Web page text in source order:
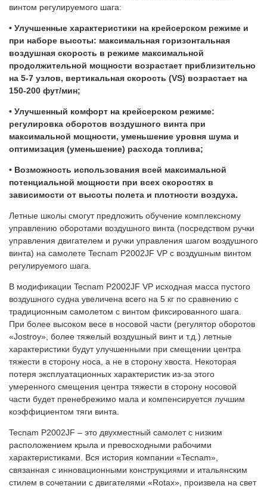
винтом регулируемого шага:
• Улучшенные характеристики на крейсерском режиме и
при наборе высоты: максимальная горизонтальная
воздушная скорость в режиме максимальной
продолжительной мощности возрастает приблизительно
на 5-7 узлов, вертикальная скорость (VS) возрастает на
150-200 фут/мин;
• Улучшенный комфорт на крейсерском режиме:
регулировка оборотов воздушного винта при
максимальной мощности, уменьшение уровня шума и
оптимизация (уменьшение) расхода топлива;
• Возможность использования всей максимальной
потенциальной мощности при всех скоростях в
зависимости от высоты полета и плотности воздуха.
Летные школы смогут предложить обучение комплексному
управлению оборотами воздушного винта (посредством ручки
управления двигателем и ручки управления шагом воздушного
винта) на самолете Tecnam P2002JF VP с воздушным винтом
регулируемого шага.
В модификации Tecnam P2002JF VP исходная масса пустого
воздушного судна увеличена всего на 5 кг по сравнению с
традиционным самолетом с винтом фиксированного шага.
При более высоком весе в носовой части (регулятор оборотов
«Jostroy», более тяжелый воздушный винт и т.д.) летные
характеристики будут улучшенными при смещении центра
тяжести в сторону носа, а не в сторону хвоста. Некоторая
потеря эксплуатационных характеристик из-за этого
умеренного смещения центра тяжести в сторону носовой
части будет пренебрежимо мала и компенсируется лучшим
коэффициентом тяги винта.
Tecnam P2002JF – это двухместный самолет с низким
расположением крыла и превосходными рабочими
характеристиками. Вся история компании «Tecnam»,
связанная с инновационными конструкциями и итальянским
стилем в сочетании с двигателями «Rotax», произвела на свет